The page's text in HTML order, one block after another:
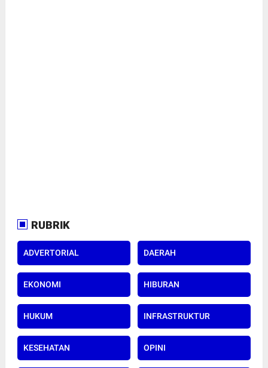
RUBRIK
ADVERTORIAL DAERAH
EKONOMI HIBURAN
HUKUM INFRASTRUKTUR
KESEHATAN OPINI